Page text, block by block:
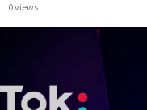
0 views